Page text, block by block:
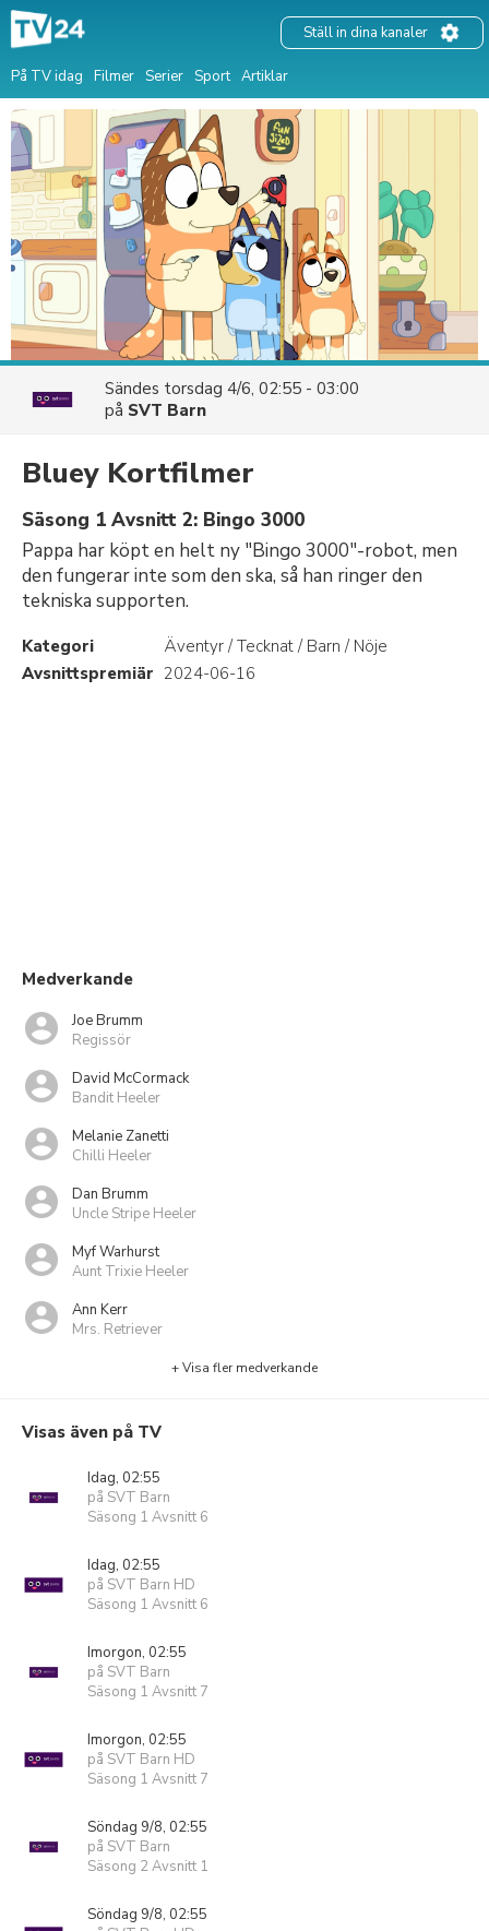
På TV idag Filmer Serier Sport Artiklar
Ställ in dina kanaler
Sändes torsdag 4/6, 02:55 - 03:00
på SVT Barn
Bluey Kortfilmer
Säsong 1 Avsnitt 2: Bingo 3000
Pappa har köpt en helt ny "Bingo 3000"-robot, men
den fungerar inte som den ska, så han ringer den
tekniska supporten.
Kategori
Äventyr / Tecknat / Barn / Nöje
Avsnittspremiär 2024-06-16
Medverkande
Joe Brumm
Regissör
David McCormack
Bandit Heeler
Melanie Zanetti
Chilli Heeler
Dan Brumm
Uncle Stripe Heeler
Myf Warhurst
Aunt Trixie Heeler
Ann Kerr
Mrs. Retriever
+ Visa fler medverkande
Visas även på TV
Idag, 02:55
på SVT Barn
Säsong 1 Avsnitt 6
Idag, 02:55
på SVT Barn HD
Säsong 1 Avsnitt 6
Imorgon, 02:55
på SVT Barn
Säsong 1 Avsnitt 7
Imorgon, 02:55
på SVT Barn HD
Säsong 1 Avsnitt 7
Söndag 9/8, 02:55
på SVT Barn
Säsong 2 Avsnitt 1
Söndag 9/8, 02:55